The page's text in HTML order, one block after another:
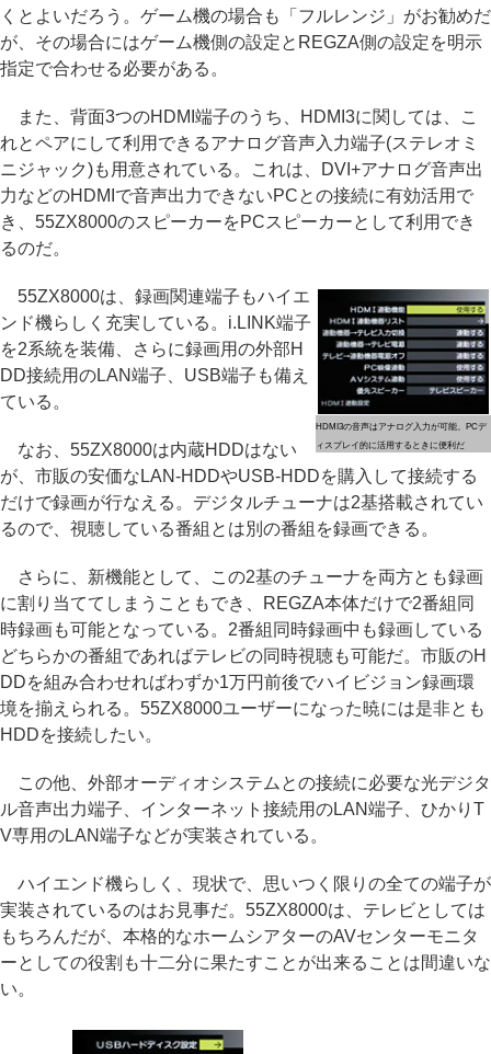
くとよいだろう。ゲーム機の場合も「フルレンジ」がお勧めだ
が、その場合にはゲーム機側の設定とREGZA側の設定を明示
指定で合わせる必要がある。
また、背面3つのHDMI端子のうち、HDMI3に関しては、こ
れとペアにして利用できるアナログ音声入力端子(ステレオミ
ニジャック)も用意されている。これは、DVI+アナログ音声出
力などのHDMIで音声出力できないPCとの接続に有効活用で
き、55ZX8000のスピーカーをPCスピーカーとして利用でき
るのだ。
HDMI3の音声はアナログ入力が可能。PCデ
ィスプレイ的に活用するときに便利だ
55ZX8000は、録画関連端子もハイエ
ンド機らしく充実している。i.LINK端子
を2系統を装備、さらに録画用の外部H
DD接続用のLAN端子、USB端子も備え
ている。
なお、55ZX8000は内蔵HDDはない
が、市販の安価なLAN-HDDやUSB-HDDを購入して接続する
だけで録画が行なえる。デジタルチューナは2基搭載されてい
るので、視聴している番組とは別の番組を録画できる。
さらに、新機能として、この2基のチューナを両方とも録画
に割り当ててしまうこともでき、REGZA本体だけで2番組同
時録画も可能となっている。2番組同時録画中も録画している
どちらかの番組であればテレビの同時視聴も可能だ。市販のH
DDを組み合わせればわずか1万円前後でハイビジョン録画環
境を揃えられる。55ZX8000ユーザーになった暁には是非とも
HDDを接続したい。
この他、外部オーディオシステムとの接続に必要な光デジタ
ル音声出力端子、インターネット接続用のLAN端子、ひかりT
V専用のLAN端子などが実装されている。
ハイエンド機らしく、現状で、思いつく限りの全ての端子が
実装されているのはお見事だ。55ZX8000は、テレビとしては
もちろんだが、本格的なホームシアターのAVセンターモニタ
ーとしての役割も十二分に果たすことが出来ることは間違いな
い。